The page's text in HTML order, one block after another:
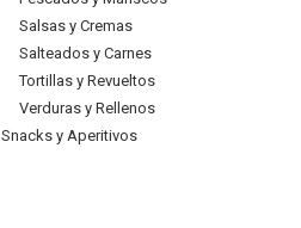
Salsas y Cremas
Salteados y Carnes
Tortillas y Revueltos
Verduras y Rellenos
Snacks y Aperitivos